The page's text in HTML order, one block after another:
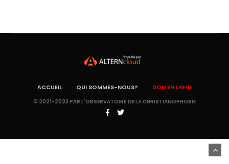
ACCUEIL QUI SOMMES-NOUS? DON EN LIGNE
© 2021-2023 PAR L'OBSERVATOIRE DE LA CHRISTIANOPHOBIE